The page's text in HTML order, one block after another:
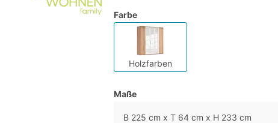
Farbe
Holzfarben
Maße
B 225 cm x T 64 cm x H 233 cm